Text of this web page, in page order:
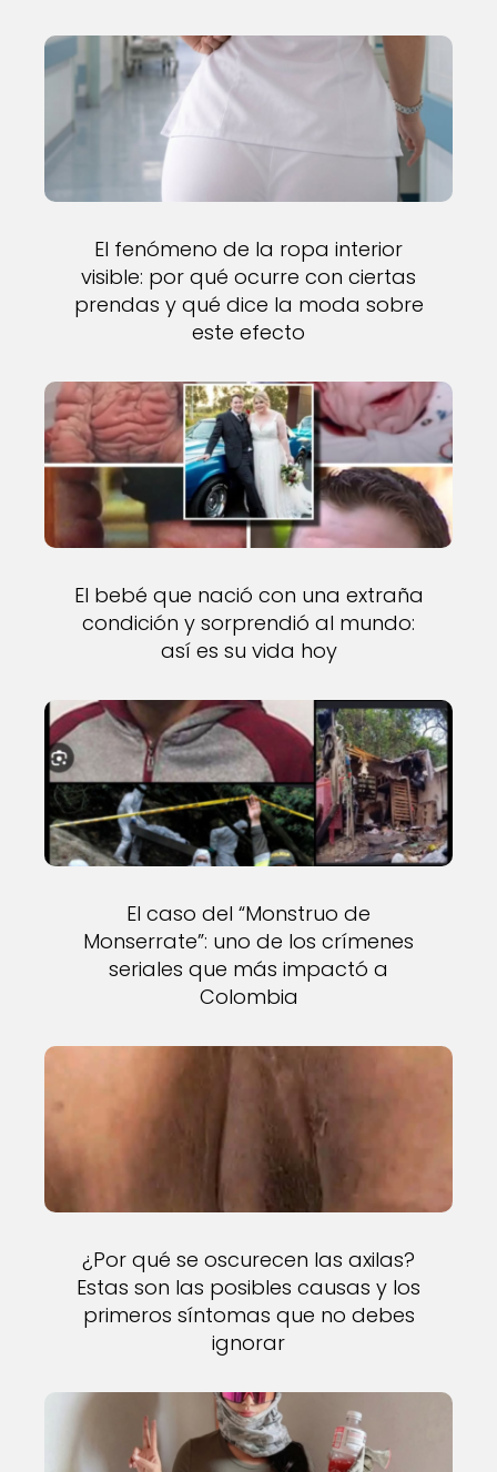
El fenómeno de la ropa interior
visible: por qué ocurre con ciertas
prendas y qué dice la moda sobre
este efecto
El bebé que nació con una extraña
condición y sorprendió al mundo:
así es su vida hoy
El caso del “Monstruo de
Monserrate”: uno de los crímenes
seriales que más impactó a
Colombia
¿Por qué se oscurecen las axilas?
Estas son las posibles causas y los
primeros síntomas que no debes
ignorar